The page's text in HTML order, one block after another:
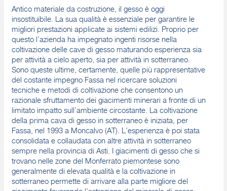
Antico materiale da costruzione, il gesso è oggi
insostituibile. La sua qualità è essenziale per garantire le
migliori prestazioni applicate ai sistemi edilizi. Proprio per
questo l’azienda ha impegnato ingenti risorse nella
coltivazione delle cave di gesso maturando esperienza sia
per attività a cielo aperto, sia per attività in sotterraneo.
Sono queste ultime, certamente, quelle più rappresentative
del costante impegno Fassa nel ricercare soluzioni
tecniche e metodi di coltivazione che consentono un
razionale sfruttamento dei giacimenti minerari a fronte di un
limitato impatto sull’ambiente circostante. La coltivazione
della prima cava di gesso in sotterraneo è iniziata, per
Fassa, nel 1993 a Moncalvo (AT). L’esperienza è poi stata
consolidata e collaudata con altre attività in sotterraneo
sempre nella provincia di Asti. I giacimenti di gesso che si
trovano nelle zone del Monferrato piemontese sono
generalmente di elevata qualità e la coltivazione in
sotterraneo permette di arrivare alla parte migliore del